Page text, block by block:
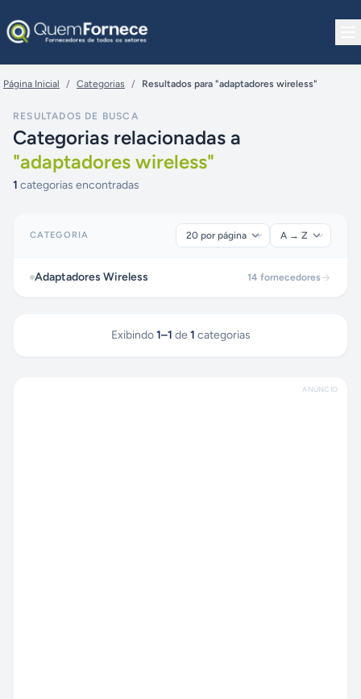
Página Inicial / Categorias / Resultados para "adaptadores wireless"
RESULTADOS DE BUSCA
Categorias relacionadas a
"adaptadores wireless"
1 categorias encontradas
CATEGORIA
Adaptadores Wireless 14 fornecedores
Exibindo 1–1 de 1 categorias
ANÚNCIO